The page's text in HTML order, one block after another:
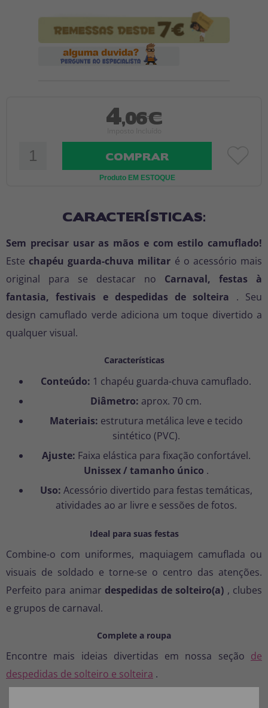
4,06€
COMPRAR
Produto EM ESTOQUE
CARACTERÍSTICAS:
Sem precisar usar as mãos e com estilo camuflado!
Este chapéu guarda-chuva militar é o acessório mais
original para se destacar no Carnaval, festas à
fantasia, festivais e despedidas de solteira . Seu
design camuflado verde adiciona um toque divertido a
qualquer visual.
Características
Conteúdo: 1 chapéu guarda-chuva camuflado.
Diâmetro: aprox. 70 cm.
Materiais: estrutura metálica leve e tecido
sintético (PVC).
Ajuste: Faixa elástica para fixação confortável.
Unissex / tamanho único .
Uso: Acessório divertido para festas temáticas,
atividades ao ar livre e sessões de fotos.
Ideal para suas festas
Combine-o com uniformes, maquiagem camuflada ou
visuais de soldado e torne-se o centro das atenções.
Perfeito para animar despedidas de solteiro(a) , clubes
e grupos de carnaval.
Complete a roupa
Encontre mais ideias divertidas em nossa seção de
despedidas de solteiro e solteira .